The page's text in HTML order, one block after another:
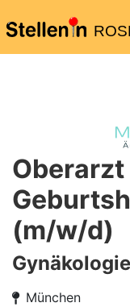
(m/w/d)
Gynäkologie
München